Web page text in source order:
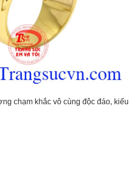
chạm khắc vô cùng độc đáo, kiểu